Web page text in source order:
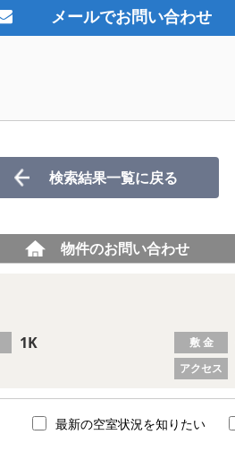
メールでお問い合わせ
検索結果一覧に戻る
物件のお問い合わせ
アクセス
1K 敷 金
最新の空室状況を知りたい